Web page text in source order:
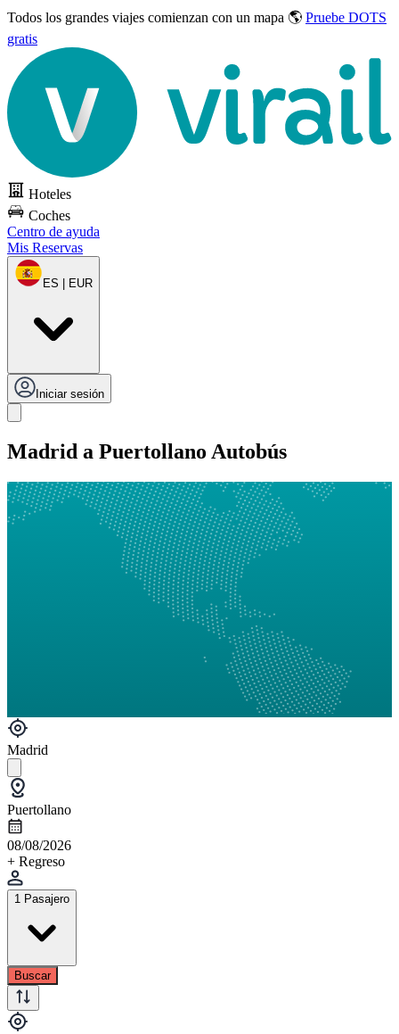
Todos los grandes viajes comienzan con un mapa 🌎 Pruebe DOTS
gratis
Hoteles
Coches
Centro de ayuda
Mis Reservas
ES | EUR
Iniciar sesión
Madrid a Puertollano Autobús
Madrid
Puertollano
08/08/2026
+ Regreso
1 Pasajero
Buscar